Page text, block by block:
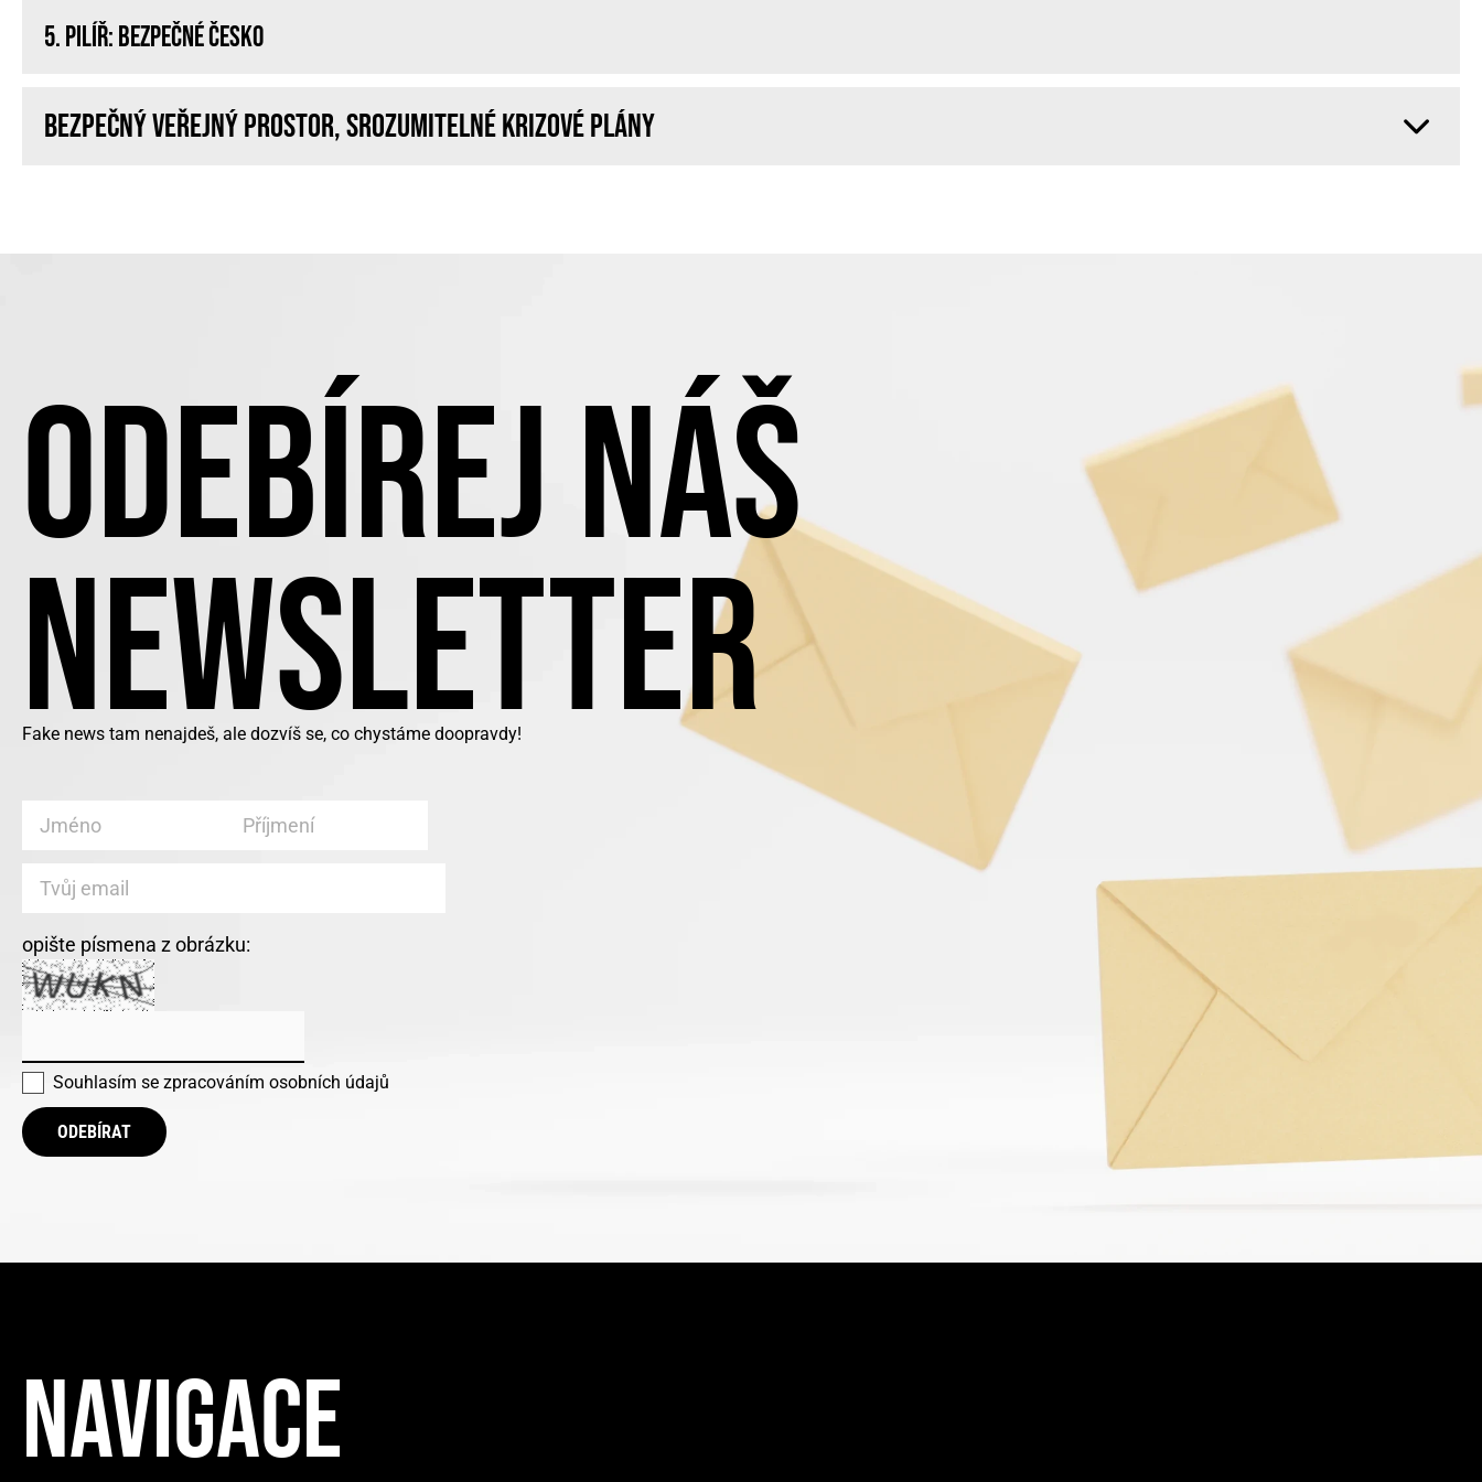
5. PILÍŘ: BEZPEČNÉ ČESKO
Bezpečný veřejný prostor, srozumitelné krizové plány
ODEBÍREJ NÁŠ
NEWSLETTER
Fake news tam nenajdeš, ale dozvíš se, co chystáme doopravdy!
opište písmena z obrázku:
Souhlasím se zpracováním osobních údajů
ODEBÍRAT
NAVIGACE